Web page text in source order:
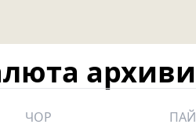
архиви
ЧОР ПАЙ